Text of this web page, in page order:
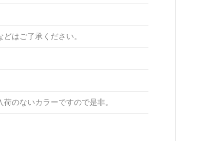
はご了承ください。
のないカラーですので是非。